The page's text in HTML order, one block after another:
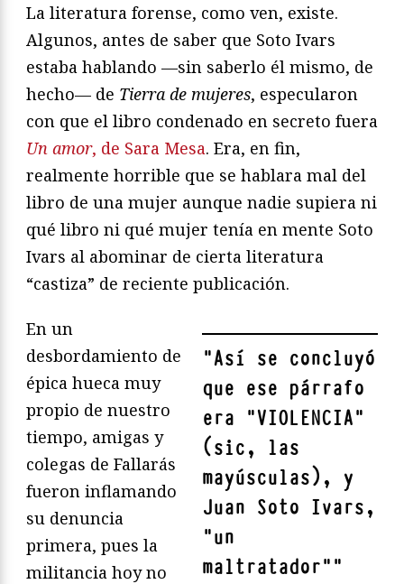
La literatura forense, como ven, existe.
Algunos, antes de saber que Soto Ivars
estaba hablando —sin saberlo él mismo, de
hecho— de Tierra de mujeres, especularon
con que el libro condenado en secreto fuera
Un amor, de Sara Mesa. Era, en fin,
realmente horrible que se hablara mal del
libro de una mujer aunque nadie supiera ni
qué libro ni qué mujer tenía en mente Soto
Ivars al abominar de cierta literatura
“castiza” de reciente publicación.
"Así se concluyó
que ese párrafo
era “VIOLENCIA”
(sic, las
mayúsculas), y
Juan Soto Ivars,
“un
maltratador”"
En un
desbordamiento de
épica hueca muy
propio de nuestro
tiempo, amigas y
colegas de Fallarás
fueron inflamando
su denuncia
primera, pues la
militancia hoy no